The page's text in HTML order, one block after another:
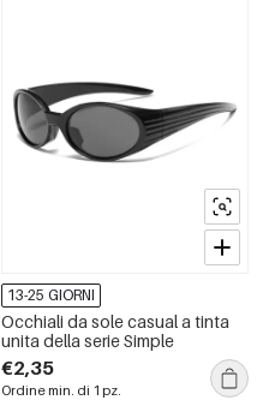
13-25 GIORNI
Occhiali da sole casual a tinta
unita della serie Simple
€2,35
Ordine min. di 1 pz.